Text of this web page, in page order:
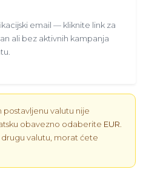
email — kliknite link za
ali bez aktivnih kampanja
postavljenu valutu nije
obavezno odaberite EUR
valutu, morat ćete